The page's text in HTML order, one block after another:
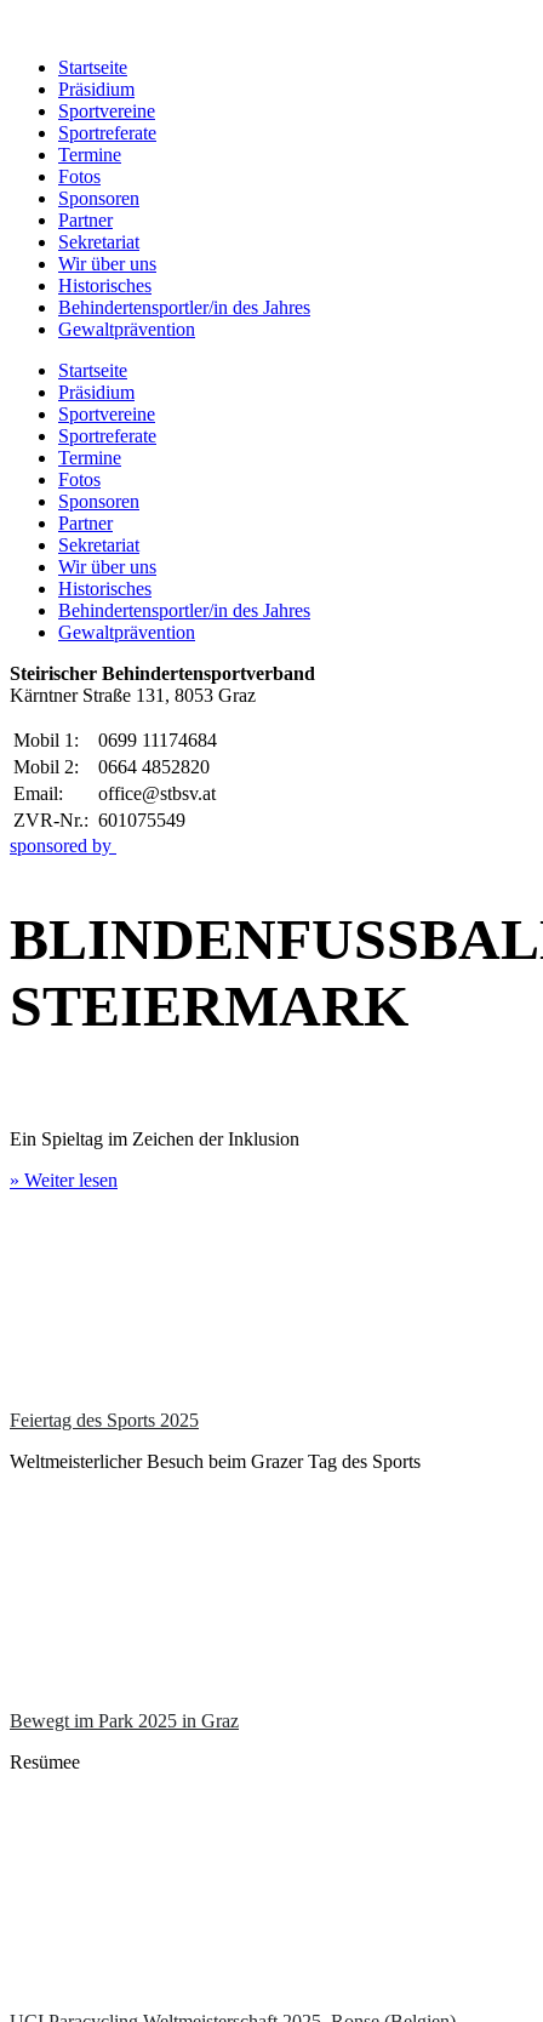
Startseite
Präsidium
Sportvereine
Sportreferate
Termine
Fotos
Sponsoren
Partner
Sekretariat
Wir über uns
Historisches
Behindertensportler/in des Jahres
Gewaltprävention
Startseite
Präsidium
Sportvereine
Sportreferate
Termine
Fotos
Sponsoren
Partner
Sekretariat
Wir über uns
Historisches
Behindertensportler/in des Jahres
Gewaltprävention
Steirischer Behindertensportverband
Kärntner Straße 131, 8053 Graz
Mobil 1:
0699 11174684
Mobil 2:
0664 4852820
Email:
office@stbsv.at
ZVR-Nr.: 601075549
sponsored by
BLINDENFUSSBALL
TEIERMARK
Ein Spieltag im Zeichen der Inklusion
» Weiter lesen
Feiertag des Sports 2025
Weltmeisterlicher Besuch beim Grazer Tag des Sports
Bewegt im Park 2025 in Graz
Resümee